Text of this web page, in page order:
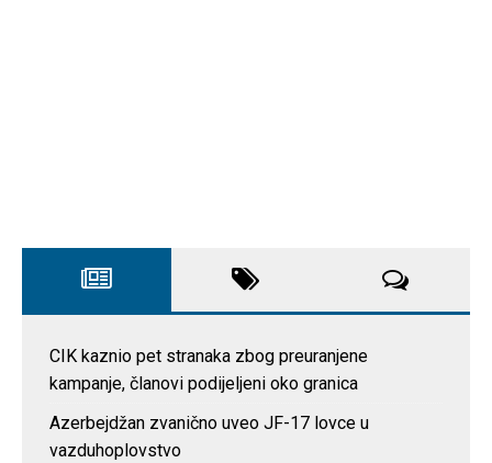
CIK kaznio pet stranaka zbog preuranjene
kampanje, članovi podijeljeni oko granica
Azerbejdžan zvanično uveo JF-17 lovce u
vazduhoplovstvo